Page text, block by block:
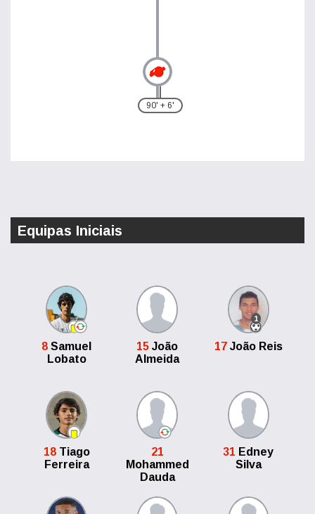
90' + 6'
Equipas Iniciais
8 Samuel
Lobato
15 João
Almeida
1
17João Reis
18Tiago
Ferreira
21
Mohammed
Dauda
31 Edney
Silva